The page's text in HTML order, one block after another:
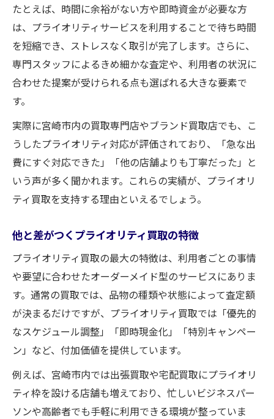
たとえば、時間に余裕がない方や即時資金が必要な方
は、プライオリティサービスを利用することで待ち時間
を短縮でき、ストレスなく取引が完了します。さらに、
専門スタッフによるきめ細かな査定や、利用者の状況に
合わせた提案が受けられる点も選ばれる大きな要素で
す。
実際に宮崎市内の買取専門店やブランド買取店でも、こ
うしたプライオリティ対応が評価されており、「急な出
費にすぐ対応できた」「他の店舗よりも丁寧だった」と
いう声が多く聞かれます。これらの実績が、プライオリ
ティ買取を支持する理由といえるでしょう。
他と差がつくプライオリティ買取の特徴
プライオリティ買取の最大の特徴は、利用者ごとの事情
や要望に合わせたオーダーメイド型のサービスにありま
す。通常の買取では、品物の種類や状態によって査定額
が決まるだけですが、プライオリティ買取では「優先的
なスケジュール調整」「即時現金化」「特別キャンペー
ン」など、付加価値を提供しています。
例えば、宮崎市内では出張買取や宅配買取にプライオリ
ティ枠を設ける店舗も増えており、忙しいビジネスパー
ソンや高齢者でも手軽に利用できる環境が整っていま